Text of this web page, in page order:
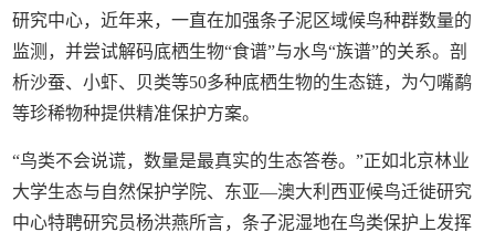
研究中心，近年来，一直在加强条子泥区域候鸟种群数量的
监测，并尝试解码底栖生物“食谱”与水鸟“族谱”的关系。剖
析沙蚕、小虾、贝类等50多种底栖生物的生态链，为勺嘴鹬
等珍稀物种提供精准保护方案。
“鸟类不会说谎，数量是最真实的生态答卷。”正如北京林业
大学生态与自然保护学院、东亚—澳大利西亚候鸟迁徙研究
中心特聘研究员杨洪燕所言，条子泥湿地在鸟类保护上发挥